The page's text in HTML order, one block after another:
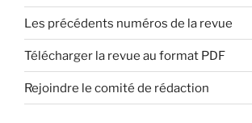
Les précédents numéros de la revue
Télécharger la revue au format PDF
Rejoindre le comité de rédaction